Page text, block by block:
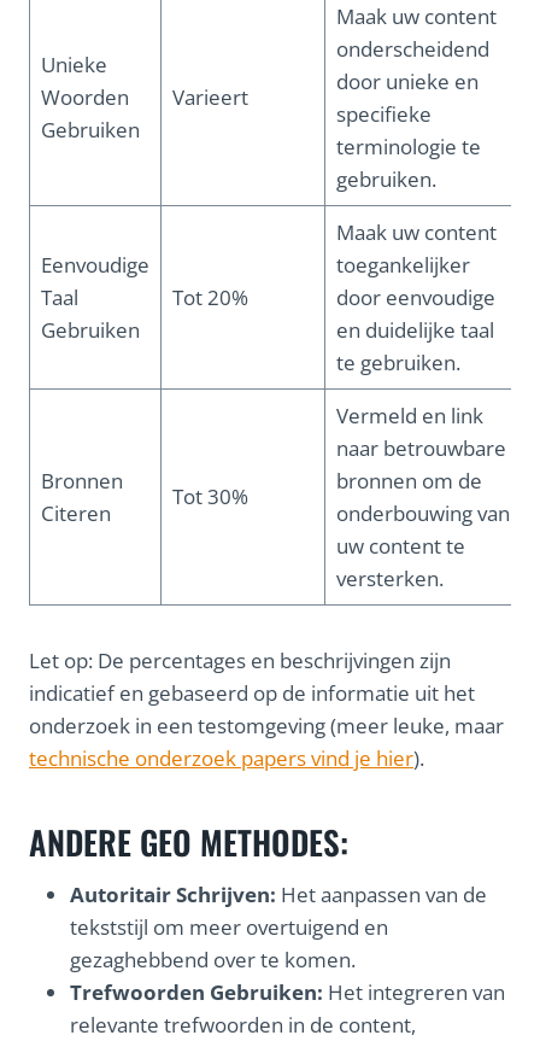
Unieke
Woorden
Gebruiken
Varieert
Maak uw content
onderscheidend
door unieke en
specifieke
terminologie te
gebruiken.
Eenvoudige
Taal
Gebruiken
Tot 20%
Maak uw content
toegankelijker
door eenvoudige
en duidelijke taal
te gebruiken.
Bronnen
Citeren
Tot 30%
Vermeld en link
naar betrouwbare
bronnen om de
onderbouwing van
uw content te
versterken.
Let op: De percentages en beschrijvingen zijn
indicatief en gebaseerd op de informatie uit het
onderzoek in een testomgeving (meer leuke, maar
technische onderzoek papers vind je hier).
ANDERE GEO METHODES:
Autoritair Schrijven: Het aanpassen van de
tekststijl om meer overtuigend en
gezaghebbend over te komen.
Trefwoorden Gebruiken: Het integreren van
relevante trefwoorden in de content,